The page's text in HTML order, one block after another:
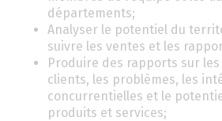
départements;
Analyser le potentiel du
suivre les ventes et les
Produire des rapports sur
clients, les problèmes, les
concurrentielles et le
produits et services;